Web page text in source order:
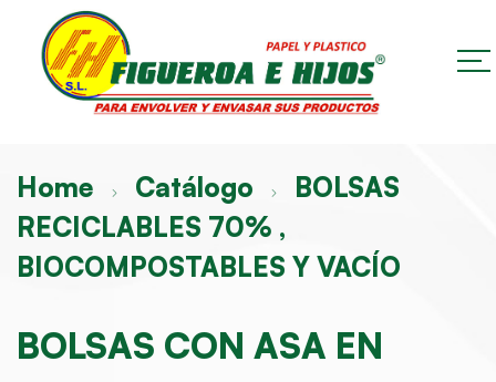
Home Catálogo
BOLSAS
RECICLABLES 70% ,
BIOCOMPOSTABLES Y VACÍO
BOLSAS CON ASA EN